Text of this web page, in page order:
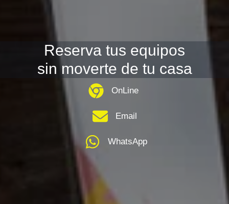
Reserva tus equipos
sin moverte de tu casa
OnLine
Email
WhatsApp